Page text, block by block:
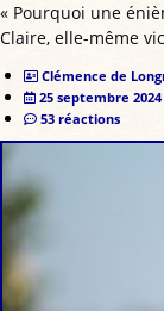
« Pourquoi une
Claire, elle-même
Clémence de
25 septembre 2024
53 réactions